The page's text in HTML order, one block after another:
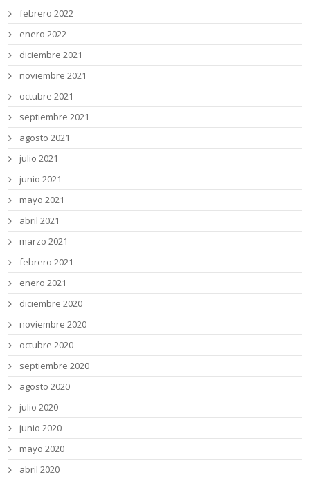
febrero 2022
enero 2022
diciembre 2021
noviembre 2021
octubre 2021
septiembre 2021
agosto 2021
julio 2021
junio 2021
mayo 2021
abril 2021
marzo 2021
febrero 2021
enero 2021
diciembre 2020
noviembre 2020
octubre 2020
septiembre 2020
agosto 2020
julio 2020
junio 2020
mayo 2020
abril 2020